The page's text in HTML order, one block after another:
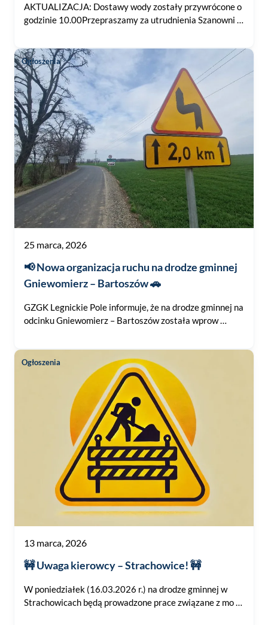
AKTUALIZACJA: Dostawy wody zostały przywrócone o
godzinie 10.00Przepraszamy za utrudnienia Szanowni …
Ogłoszenia
25 marca, 2026
📢 Nowa organizacja ruchu na drodze gminnej
Gniewomierz – Bartoszów 🚗
GZGK Legnickie Pole informuje, że na drodze gminnej na
odcinku Gniewomierz – Bartoszów została wprow …
Ogłoszenia
13 marca, 2026
🚧 Uwaga kierowcy – Strachowice! 🚧
W poniedziałek (16.03.2026 r.) na drodze gminnej w
Strachowicach będą prowadzone prace związane z mo …